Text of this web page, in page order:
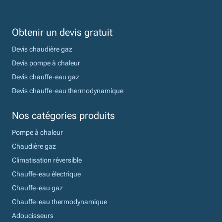
Obtenir un devis gratuit
Devis chaudière gaz
Devis pompe à chaleur
Devis chauffe-eau gaz
Devis chauffe-eau thermodynamique
Nos catégories produits
Pompe à chaleur
Chaudière gaz
Climatisation réversible
Chauffe-eau électrique
Chauffe-eau gaz
Chauffe-eau thermodynamique
Adoucisseurs